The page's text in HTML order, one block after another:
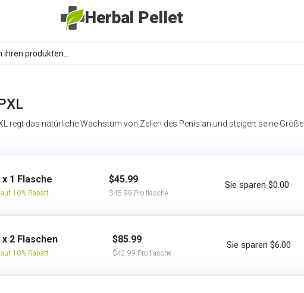
Herbal Pellet
regt das natürliche Wachstum von Zellen des Penis an und steigert seine Größe.
1 Flasche
10% Rabatt
$45.99
$45.99 Pro flasche
Sie sparen $0.00
x 2 Flaschen
10% Rabatt
$85.99
$42.99 Pro flasche
Sie sparen $6.00